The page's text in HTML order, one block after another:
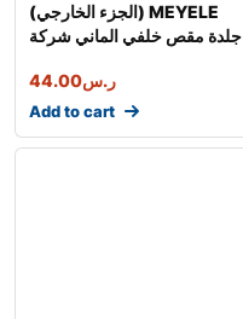
(الجزء الخارجي) MEYELE
جلدة مقص خلفي الماني شركة
ر.س44.00
Add to cart